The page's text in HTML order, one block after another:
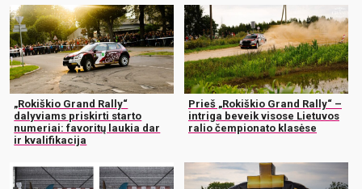
„Rokiškio Grand Rally“
dalyviams priskirti starto
numeriai: favoritų laukia dar
ir kvalifikacija
Prieš „Rokiškio Grand Rally“ –
intriga beveik visose Lietuvos
ralio čempionato klasėse